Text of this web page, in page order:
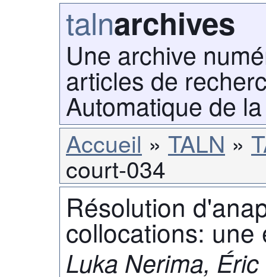
talnarchives
Une archive
articles de
Automatique de
Accueil TALN
court-034
Résolution
collocations: une
Luka Nerima,